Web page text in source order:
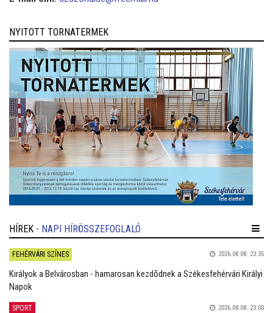
NYITOTT TORNATERMEK
HÍREK - NAPI HÍRÖSSZEFOGLALÓ
FEHÉRVÁRI SZÍNES 2026.08.08. 23:35
Királyok a Belvárosban - hamarosan kezdődnek a Székesfehérvári Királyi
Napok
SPORT 2026.08.08. 23:00